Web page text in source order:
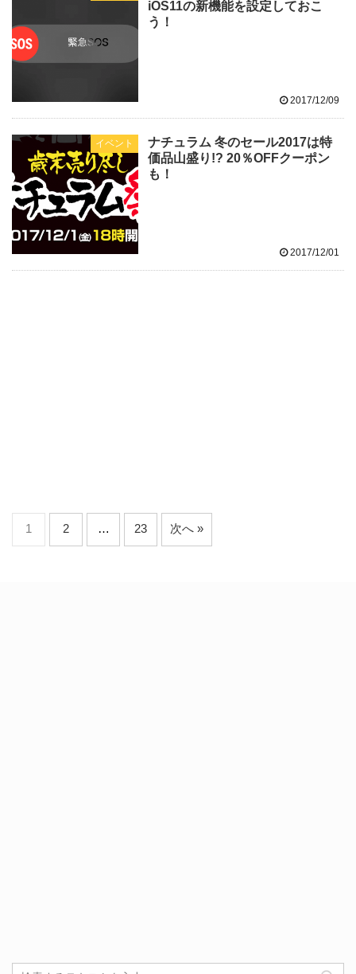
iOS11の新機能を設定しておこ
う！
2017/12/09
イベント
ナチュラム 冬のセール2017は特
価品山盛り!? 20％OFFクーポン
も！
2017/12/01
1 2 … 23 次へ »